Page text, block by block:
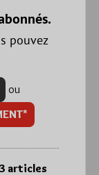
pouvez
ou
3 articles